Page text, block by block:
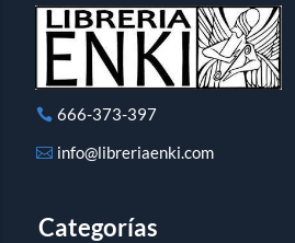
666-373-397
info@libreriaenki.com
Categorías